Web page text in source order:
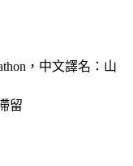
，中文譯名：山
留